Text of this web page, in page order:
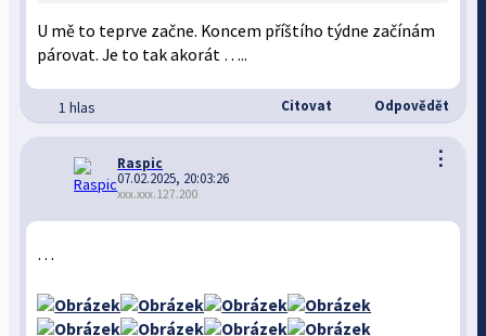
U mě to teprve začne. Koncem příštího týdne začínám
párovat. Je to tak akorát …..
1 hlas Citovat Odpovědět
⋮
Raspic
07.02.2025, 20:03:26
xxx.xxx.127.200
…